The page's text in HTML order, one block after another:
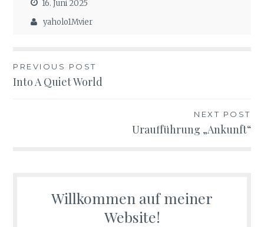
16. Juni 2025
yaholo1Mvier
Beitragsnavigation
PREVIOUS POST
Into A Quiet World
NEXT POST
Uraufführung „Ankunft“
Willkommen auf meiner
Website!